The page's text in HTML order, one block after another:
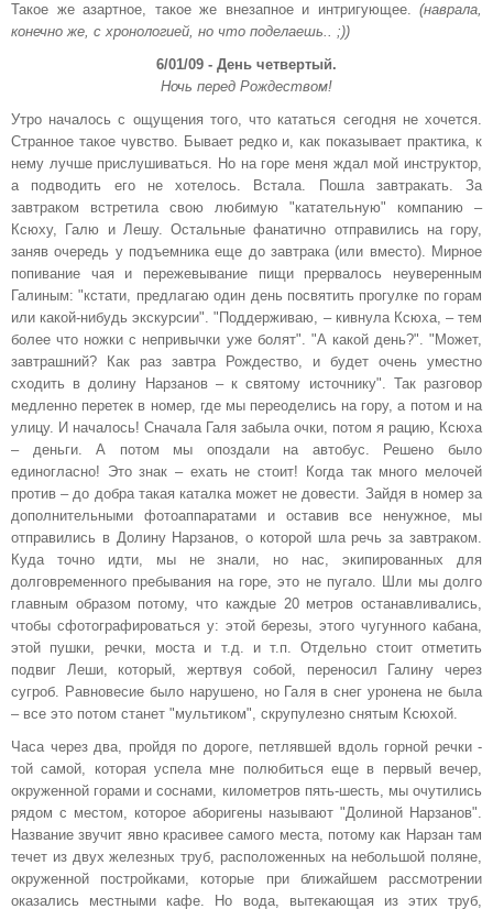
Такое же азартное, такое же внезапное и интригующее. (наврала,
конечно же, с хронологией, но что поделаешь.. ;))
6/01/09 - День четвертый.
Ночь перед Рождеством!
Утро началось с ощущения того, что кататься сегодня не хочется.
Странное такое чувство. Бывает редко и, как показывает практика, к
нему лучше прислушиваться. Но на горе меня ждал мой инструктор,
а подводить его не хотелось. Встала. Пошла завтракать. За
завтраком встретила свою любимую "катательную" компанию –
Ксюху, Галю и Лешу. Остальные фанатично отправились на гору,
заняв очередь у подъемника еще до завтрака (или вместо). Мирное
попивание чая и пережевывание пищи прервалось неуверенным
Галиным: "кстати, предлагаю один день посвятить прогулке по горам
или какой-нибудь экскурсии". "Поддерживаю, – кивнула Ксюха, – тем
более что ножки с непривычки уже болят". "А какой день?". "Может,
завтрашний? Как раз завтра Рождество, и будет очень уместно
сходить в долину Нарзанов – к святому источнику". Так разговор
медленно перетек в номер, где мы переоделись на гору, а потом и на
улицу. И началось! Сначала Галя забыла очки, потом я рацию, Ксюха
– деньги. А потом мы опоздали на автобус. Решено было
единогласно! Это знак – ехать не стоит! Когда так много мелочей
против – до добра такая каталка может не довести. Зайдя в номер за
дополнительными фотоаппаратами и оставив все ненужное, мы
отправились в Долину Нарзанов, о которой шла речь за завтраком.
Куда точно идти, мы не знали, но нас, экипированных для
долговременного пребывания на горе, это не пугало. Шли мы долго
главным образом потому, что каждые 20 метров останавливались,
чтобы сфотографироваться у: этой березы, этого чугунного кабана,
этой пушки, речки, моста и т.д. и т.п. Отдельно стоит отметить
подвиг Леши, который, жертвуя собой, переносил Галину через
сугроб. Равновесие было нарушено, но Галя в снег уронена не была
– все это потом станет "мультиком", скрупулезно снятым Ксюхой.
Часа через два, пройдя по дороге, петлявшей вдоль горной речки -
той самой, которая успела мне полюбиться еще в первый вечер,
окруженной горами и соснами, километров пять-шесть, мы очутились
рядом с местом, которое аборигены называют "Долиной Нарзанов".
Название звучит явно красивее самого места, потому как Нарзан там
течет из двух железных труб, расположенных на небольшой поляне,
окруженной постройками, которые при ближайшем рассмотрении
оказались местными кафе. Но вода, вытекающая из этих труб,